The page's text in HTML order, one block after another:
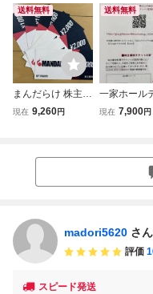
送料無料
まんだらけ 株主優
待券 10,000円分
現在 9,260円
送料無料
一家ホール
グス 株主優
現在 7,900円
madori5620 さん
評価
スピード発送